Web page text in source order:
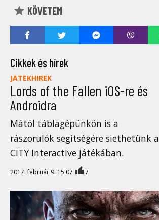
KÖVETEM
Cikkek és hírek
JÁTÉKHÍREK
Lords of the Fallen iOS-re és
Androidra
Mától táblagépünkön is a
rászorulók segítségére siethetünk a
CITY Interactive játékában.
2017. február 9. 15:07 7